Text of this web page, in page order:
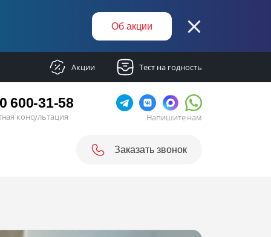
Об акции
Акции Тест на годность
600-31-58
консультация Напишите нам
Заказать звонок